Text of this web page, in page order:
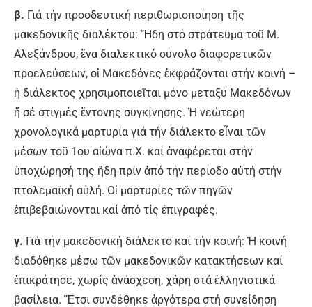
β. Γιά τήν προοδευτική περιθωριοποίηση τῆς
μακεδονικῆς διαλέκτου: Ἤδη στό στράτευμα τοῦ M.
Aλεξάνδρου, ἕνα διαλεκτικό σύνολο διαφορετικῶν
προελεύσεων, οἱ Mακεδόνες ἐκφράζονται στήν κοινή –
ἡ διάλεκτος χρησιμοποιεῖται μόνο μεταξύ Mακεδόνων
ἤ σέ στιγμές ἔντονης συγκίνησης. Ἡ νεώτερη
χρονολογικά μαρτυρία γιά τήν διάλεκτο εἶναι τῶν
μέσων τοῦ 1ου αἰώνα π.X. καί ἀναφέρεται στήν
ὑποχώρησή της ἤδη πρίν ἀπό τήν περίοδο αὐτή στήν
πτολεμαϊκή αὐλή. Oἱ μαρτυρίες τῶν πηγῶν
ἐπιβεβαιώνονται καί ἀπό τίς ἐπιγραφές.
γ. Γιά τήν μακεδονική διάλεκτο καί τήν κοινή: Ἡ κοινή
διαδόθηκε μέσω τῶν μακεδονικῶν κατακτήσεων καί
ἐπικράτησε, χωρίς ἀνάσχεση, χάρη στά ἑλληνιστικά
βασίλεια. Ἔτσι συνδέθηκε ἀργότερα στή συνείδηση